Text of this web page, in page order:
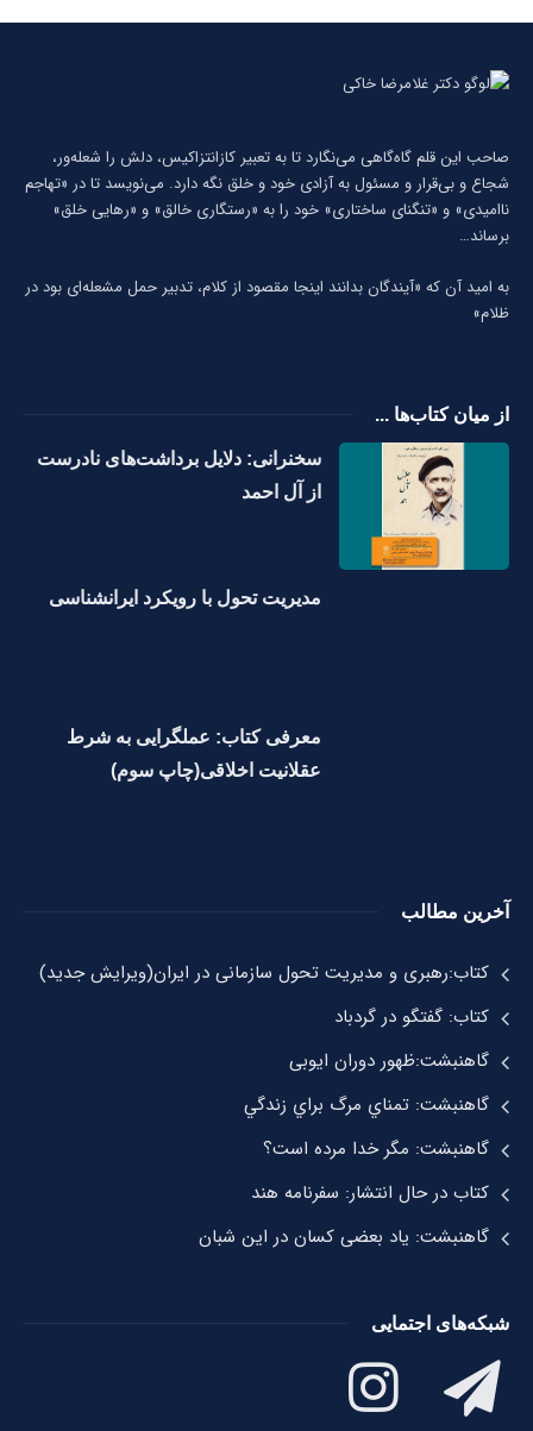
صاحب این قلم گاه‌گاهی می‌نگارد تا به تعبیر كازانتزاكیس، دلش را شعله‌ور،
شجاع و بی‌قرار و مسئول به آزادی خود و خلق نگه دارد. می‌نویسد تا در «تهاجم
ناامیدی» و «تنگنای ساختاری» خود را به «رستگاری خالق» و «رهایی خلق»
برساند…
به امید آن که «آیندگان بدانند اینجا مقصود از کلام، تدبیر حمل مشعله‌ای بود در
ظلام»
از میان کتاب‌ها ...
سخنرانی: دلایل برداشت‌های نادرست
از آل احمد
مدیریت تحول با رویکرد ایرانشناسی
معرفی کتاب: عملگرایی به شرط
عقلانیت اخلاقی(چاپ سوم)
آخرین مطالب
کتاب:رهبری و مدیریت تحول سازمانی در ایران(ویرایش جدید)
کتاب: گفتگو در گردباد
گاهنبشت:ظهور دوران ايوبی
گاهنبشت: تمناي مرگ براي زندگي
گاهنبشت: مگر خدا مرده است؟
کتاب در حال انتشار: سفرنامه هند
گاهنبشت: یاد بعضی کسان در این شبان
شبکه‌های اجتمایی